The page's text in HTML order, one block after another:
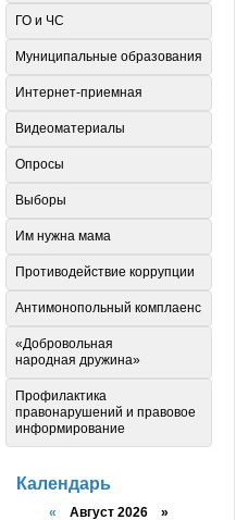
ГО и ЧС
Муниципальные образования
Интернет-приемная
Видеоматериалы
Опросы
Выборы
Им нужна мама
Противодействие коррупции
Антимонопольный комплаенс
«Добровольная
народная дружина»
Профилактика
правонарушений и правовое
информирование
Календарь
« Август 2026 »